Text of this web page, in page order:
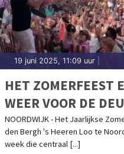
19 juni 2025, 11:09 uur
HET ZOMERFEEST
WEER VOOR DE
NOORDWIJK - Het Jaarlijkse
den Bergh 's Heeren Loo te
week die centraal [...]